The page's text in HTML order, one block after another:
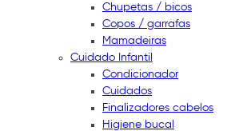
Chupetas / bicos
Copos / garrafas
Mamadeiras
Cuidado Infantil
Condicionador
Cuidados
Finalizadores cabelos
Higiene bucal